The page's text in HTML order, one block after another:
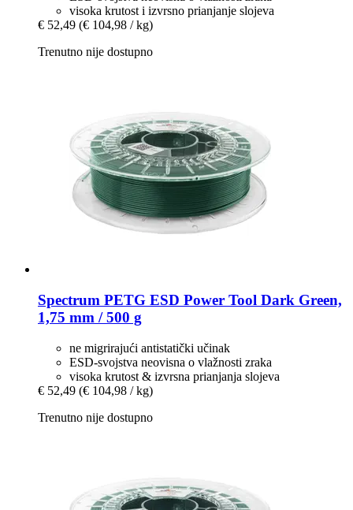
visoka krutost i izvrsno prianjanje slojeva
€ 52,49 (€ 104,98 / kg)
Trenutno nije dostupno
Spectrum PETG ESD Power Tool Dark Green,
1,75 mm / 500 g
ne migrirajući antistatički učinak
ESD-svojstva neovisna o vlažnosti zraka
visoka krutost & izvrsna prianjanja slojeva
€ 52,49 (€ 104,98 / kg)
Trenutno nije dostupno